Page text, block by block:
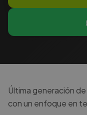
Última generación
con un enfoque en